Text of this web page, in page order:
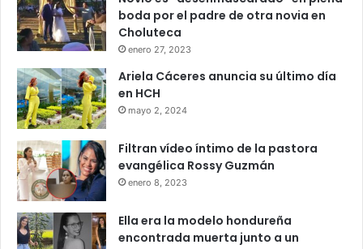
boda por el padre de otra novia en
Choluteca
enero 27, 2023
Ariela Cáceres anuncia su último día
en HCH
mayo 2, 2024
Filtran vídeo íntimo de la pastora
evangélica Rossy Guzmán
enero 8, 2023
Ella era la modelo hondureña
encontrada muerta junto a un